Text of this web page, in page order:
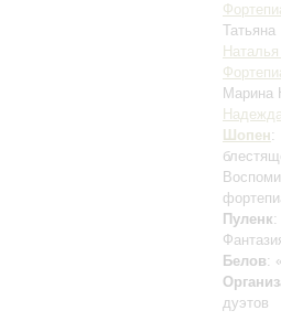
Марина
Шопен:
Пуленк:
Белов:
дуэтов